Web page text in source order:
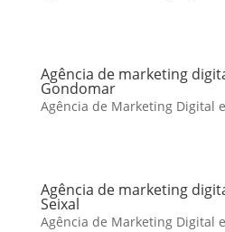
Agência de marketing
Gondomar
Agência de Marketing Digital
Agência de marketing
Seixal
Agência de Marketing Digital